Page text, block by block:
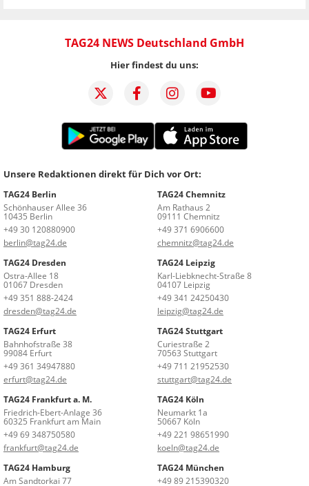
TAG24 NEWS Deutschland GmbH
Hier findest du uns:
Unsere Redaktionen direkt für Dich vor Ort:
TAG24 Berlin
Schönhauser Allee 36
10435 Berlin
+49 30 120880900
berlin@tag24.de
TAG24 Chemnitz
Am Rathaus 2
09111 Chemnitz
+49 371 6906600
chemnitz@tag24.de
TAG24 Dresden
Ostra-Allee 18
01067 Dresden
+49 351 888-2424
dresden@tag24.de
TAG24 Leipzig
Karl-Liebknecht-Straße 8
04107 Leipzig
+49 341 24250430
leipzig@tag24.de
TAG24 Erfurt
Bahnhofstraße 38
99084 Erfurt
+49 361 34947880
erfurt@tag24.de
TAG24 Stuttgart
Curiestraße 2
70563 Stuttgart
+49 711 21952530
stuttgart@tag24.de
TAG24 Frankfurt a. M.
Friedrich-Ebert-Anlage 36
60325 Frankfurt am Main
+49 69 348750580
frankfurt@tag24.de
TAG24 Köln
Neumarkt 1a
50667 Köln
+49 221 98651990
koeln@tag24.de
TAG24 Hamburg
Am Sandtorkai 77
TAG24 München
+49 89 215390320